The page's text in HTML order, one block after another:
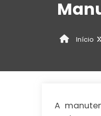
Início
A